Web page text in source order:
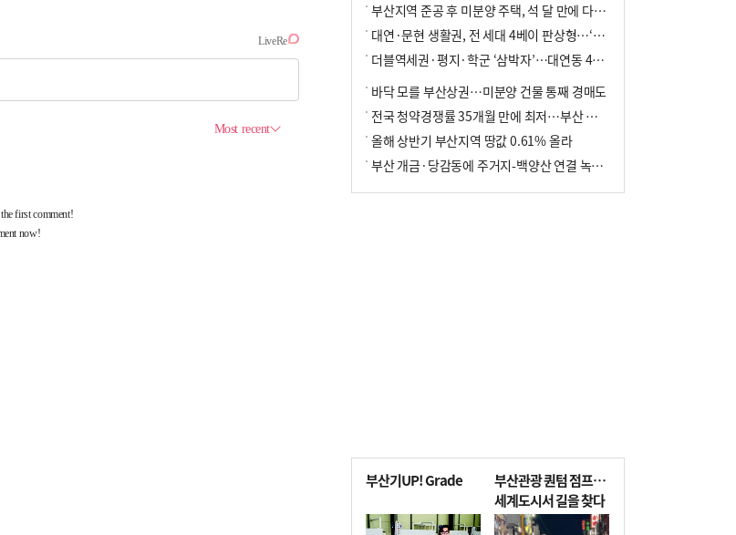
부산지역 준공 후 미분양 주택, 석 달 만에 다시 3000가구 넘어서
대연·문현 생활권, 전 세대 4베이 판상형…‘더샵 트리센트’ 내달 분양
더블역세권·평지·학군 ‘삼박자’…대연동 42층 브랜드 단지
바닥 모를 부산상권…미분양 건물 통째 경매도
전국 청약경쟁률 35개월 만에 최저…부산 미분양 ‘적체’ 심화
올해 상반기 부산지역 땅값 0.61% 올라
부산 개금·당감동에 주거지-백양산 연결 녹지 조성
부산기UP! Grade
부산관광 퀀텀 점프…
세계도시서 길을 찾다